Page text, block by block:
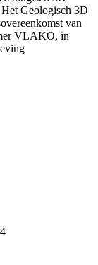
Geologisch 3D
van
VLAKO, in